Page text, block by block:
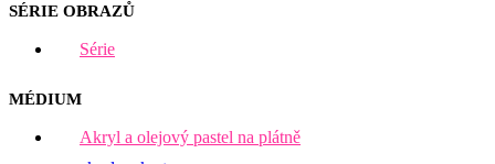
SÉRIE OBRAZŮ
Série
MÉDIUM
Akryl a olejový pastel na plátně